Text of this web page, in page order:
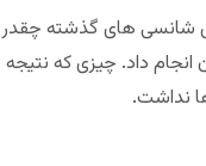
های گذشته چقدر می
داد. چیزی که نتیجه
نداشت.